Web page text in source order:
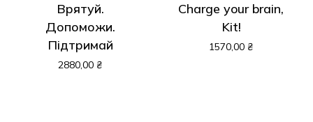
Врятуй.
Допоможи.
Підтримай
2880,00 ₴
Charge your brain,
Kit!
1570,00 ₴